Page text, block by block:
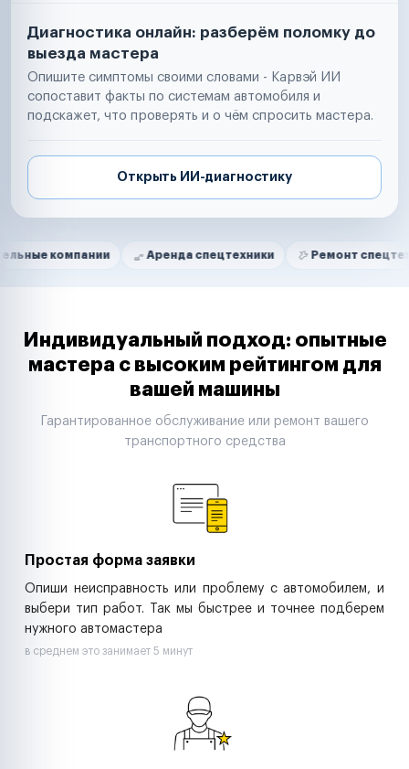
Диагностика онлайн: разберём поломку до
выезда мастера
Опишите симптомы своими словами - Карвэй ИИ
сопоставит факты по системам автомобиля и
подскажет, что проверять и о чём спросить мастера.
Открыть ИИ-диагностику
Нам доверяют
Аренда спецтехники Ремонт спецтехники
Маркетплейсы
Таксопарки
Автодилеры
Строительные компании
Аренда спецтехники
Индивидуальный подход: опытные
мастера с высоким рейтингом для
вашей машины
Гарантированное обслуживание или ремонт вашего
транспортного средства
Простая форма заявки
Опиши неисправность или проблему с автомобилем, и
выбери тип работ. Так мы быстрее и точнее подберем
нужного автомастера
в среднем это занимает 5 минут